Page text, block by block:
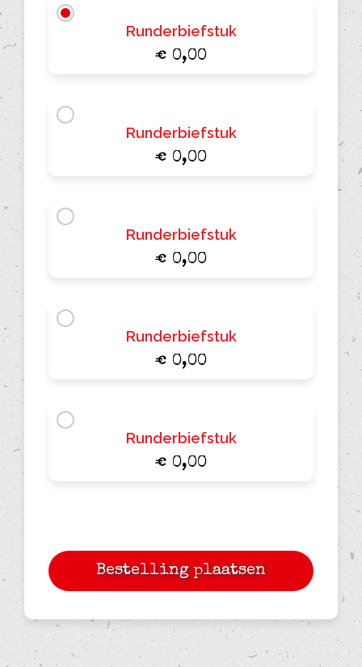
Runderbiefstuk
€ 0,00
Runderbiefstuk
€ 0,00
Runderbiefstuk
€ 0,00
Runderbiefstuk
€ 0,00
Runderbiefstuk
€ 0,00